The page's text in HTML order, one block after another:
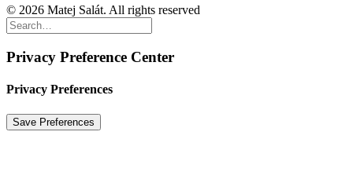
© 2026 Matej Salát. All rights reserved
Privacy Preference Center
Privacy Preferences